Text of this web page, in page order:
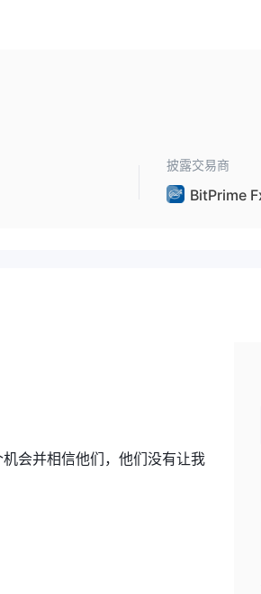
披露交易商
BitPrime
会并相信他们，他们没有让我